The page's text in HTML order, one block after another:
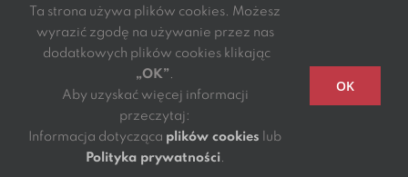
Podmiotem świadczącym obsługę płatności online jest
mElements S.A.
Copyright 2021 - 2022 | DGTL Kibil Piecuch i Wspólnicy
S.K.A. | All Rights Reserved
Ta strona używa plików cookies. Możesz
wyrazić zgodę na używanie przez nas
dodatkowych plików cookies klikając
„OK” .
Aby uzyskać więcej informacji
przeczytaj:
Informacja dotycząca plików cookies lub
Polityka prywatności .
OK